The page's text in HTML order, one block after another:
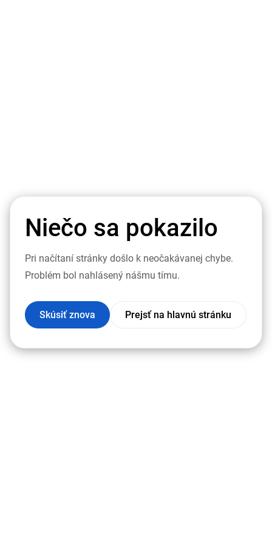
Niečo sa pokazilo
Pri načítaní stránky došlo k neočakávanej chybe.
Problém bol nahlásený nášmu tímu.
Skúsiť znova Prejsť na hlavnú stránku